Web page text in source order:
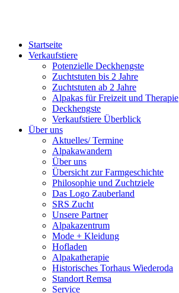
Startseite
Verkaufstiere
Po­ten­zi­elle Deckhengste
Zuchtstuten bis 2 Jahre
Zuchtstuten ab 2 Jahre
Alpakas für Freizeit und Therapie
Deckhengste
Verkaufstiere Überblick
Über uns
Aktuelles/ Termine
Alpakawandern
Über uns
Übersicht zur Farmgeschichte
Philosophie und Zuchtziele
Das Logo Zauberland
SRS Zucht
Unsere Partner
Alpakazentrum
Mode + Kleidung
Hofladen
Alpakatherapie
Historisches Torhaus Wiederoda
Standort Remsa
Service